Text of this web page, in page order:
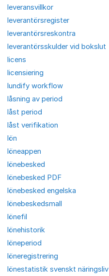
leveransvillkor
leverantörsregister
leverantörsreskontra
leverantörsskulder vid bokslut
licens
licensiering
lundify workflow
låsning av period
låst period
låst verifikation
lön
löneappen
lönebesked
lönebesked PDF
lönebesked engelska
lönebeskedsmall
lönefil
lönehistorik
löneperiod
löneregistrering
lönestatistik svenskt näringsliv